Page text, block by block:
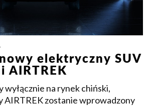
elektryczny SUV
AIRTREK
na rynek chiński,
AIRTREK zostanie wprowadzony